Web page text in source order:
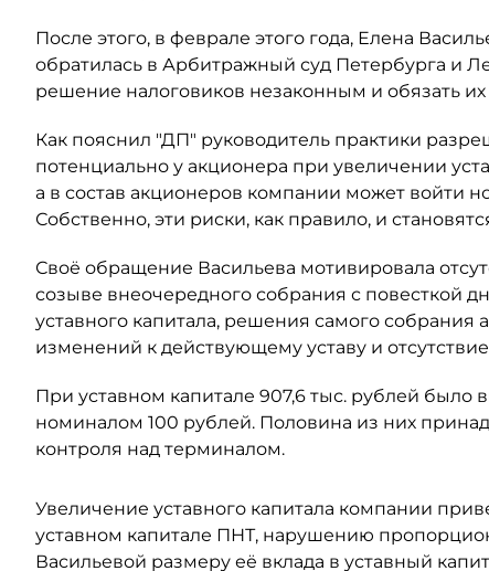
После этого, в феврале этого года, Елена
обратилась в Арбитражный суд Петербурга и
решение налоговиков незаконным и обязать
Как пояснил "ДП" руководитель практики
потенциально у акционера при увеличении
а в состав акционеров компании может войти
Собственно, эти риски, как правило, и
Своё обращение Васильева мотивировала
созыве внеочередного собрания с повесткой
уставного капитала, решения самого собрания
изменений к действующему уставу и
При уставном капитале 907,6 тыс. рублей
номиналом 100 рублей. Половина из них
контроля над терминалом.
Увеличение уставного капитала компании
уставном капитале ПНТ, нарушению
Васильевой размеру её вклада в уставный